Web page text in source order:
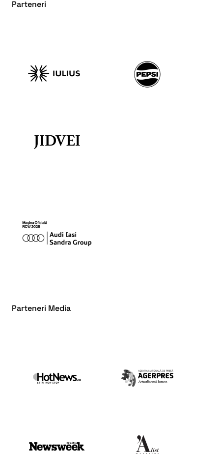
Parteneri
Parteneri Media